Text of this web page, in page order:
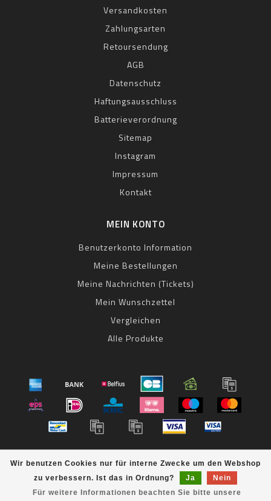
Wir benutzen Cookies nur für interne Zwecke um den Webshop
zu verbessern. Ist das in Ordnung?
Ja
Nein
Für weitere Informationen beachten Sie bitte unsere
Versandkosten
Zahlungsarten
Retoursendung
AGB
Datenschutz
Haftungsausschluss
Batterieverordnung
Sitemap
Instagram
Impressum
Kontakt
MEIN KONTO
Benutzerkonto Information
Meine Bestellungen
Meine Nachrichten (Tickets)
Mein Wunschzettel
Vergleichen
Alle Produkte
© Copyright 2026 bestbike RADSPORT Andreas Kommer -
Powered byLightspeed- Theme byDyvelopment
bestbike scores a /10 out of klantbeoordelingen at